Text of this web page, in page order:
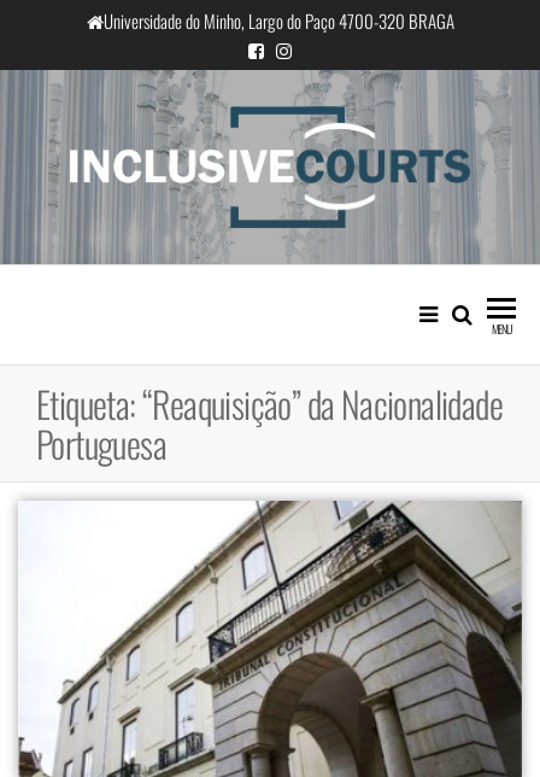
o
conteúdo
Universidade do Minho, Largo do Paço 4700-320 BRAGA
InclusiveCourts
Igualdade e diferença cultural na
prática judicial portuguesa
MENU
Etiqueta:“Reaquisição” da Nacionalidade
Portuguesa